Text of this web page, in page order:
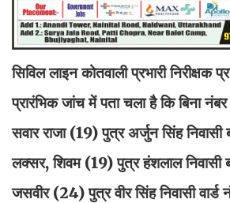
सिविल लाइन कोतवाली प्रभारी निरीक्षक
प्रारंभिक जांच में पता चला है कि बिना
सवार राजा (19) पुत्र अर्जुन सिंह निवासी
लक्सर, शिवम (19) पुत्र हंशलाल निवासी
जसवीर (24) पुत्र वीर सिंह निवासी